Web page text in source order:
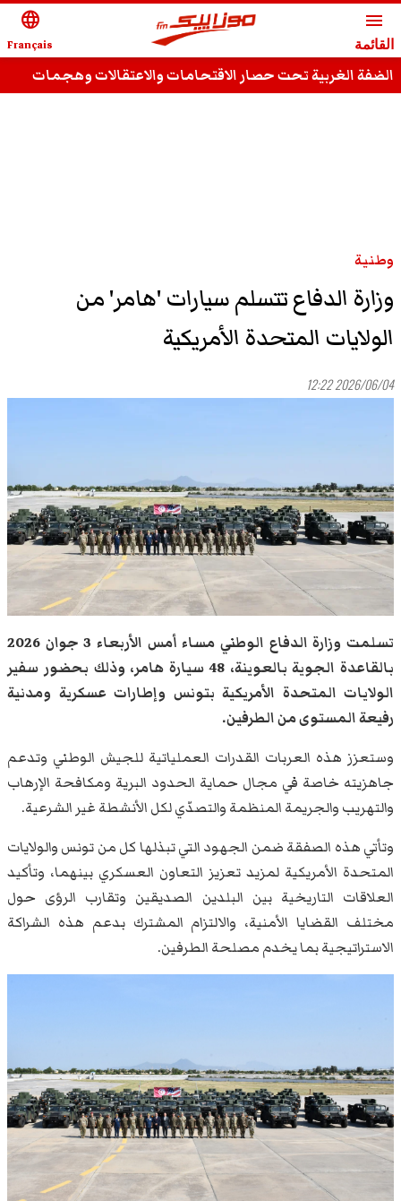
menu
القائمة
language
Français
الضفة الغربية تحت حصار الاقتحامات والاعتقالات وهجمات
وطنية
وزارة الدفاع تتسلم سيارات 'هامر' من
الولايات المتحدة الأمريكية
2026/06/04 12:22
تسلمت وزارة الدفاع الوطني مساء أمس الأربعاء 3 جوان 2026
بالقاعدة الجوية بالعوينة، 48 سيارة هامر، وذلك بحضور سفير
الولايات المتحدة الأمريكية بتونس وإطارات عسكرية ومدنية
رفيعة المستوى من الطرفين.
وستعزز هذه العربات القدرات العملياتية للجيش الوطني وتدعم
جاهزيته خاصة في مجال حماية الحدود البرية ومكافحة الإرهاب
والتهريب والجريمة المنظمة والتصدّي لكل الأنشطة غير الشرعية.
وتأتي هذه الصفقة ضمن الجهود التي تبذلها كل من تونس والولايات
المتحدة الأمريكية لمزيد تعزيز التعاون العسكري بينهما، وتأكيد
العلاقات التاريخية بين البلدين الصديقين وتقارب الرؤى حول
مختلف القضايا الأمنية، والالتزام المشترك بدعم هذه الشراكة
الاستراتيجية بما يخدم مصلحة الطرفين.